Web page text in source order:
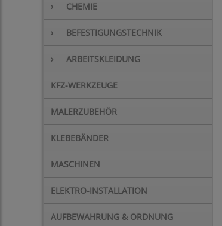
› CHEMIE
› BEFESTIGUNGSTECHNIK
› ARBEITSKLEIDUNG
KFZ-WERKZEUGE
MALERZUBEHÖR
KLEBEBÄNDER
MASCHINEN
ELEKTRO-INSTALLATION
AUFBEWAHRUNG & ORDNUNG